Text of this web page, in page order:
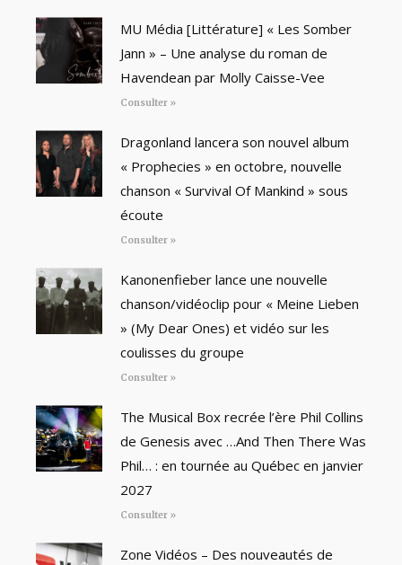
MU Média [Littérature] « Les Somber
Jann » – Une analyse du roman de
Havendean par Molly Caisse-Vee
Consulter »
Dragonland lancera son nouvel album
« Prophecies » en octobre, nouvelle
chanson « Survival Of Mankind » sous
écoute
Consulter »
Kanonenfieber lance une nouvelle
chanson/vidéoclip pour « Meine Lieben
» (My Dear Ones) et vidéo sur les
coulisses du groupe
Consulter »
The Musical Box recrée l’ère Phil Collins
de Genesis avec …And Then There Was
Phil… : en tournée au Québec en janvier
2027
Consulter »
Zone Vidéos – Des nouveautés de